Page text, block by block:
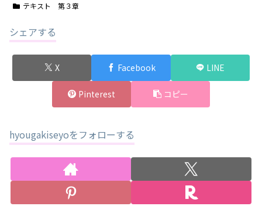
テキスト 第３章
シェアする
X Facebook LINE
Pinterest コピー
hyougakiseyoをフォローする